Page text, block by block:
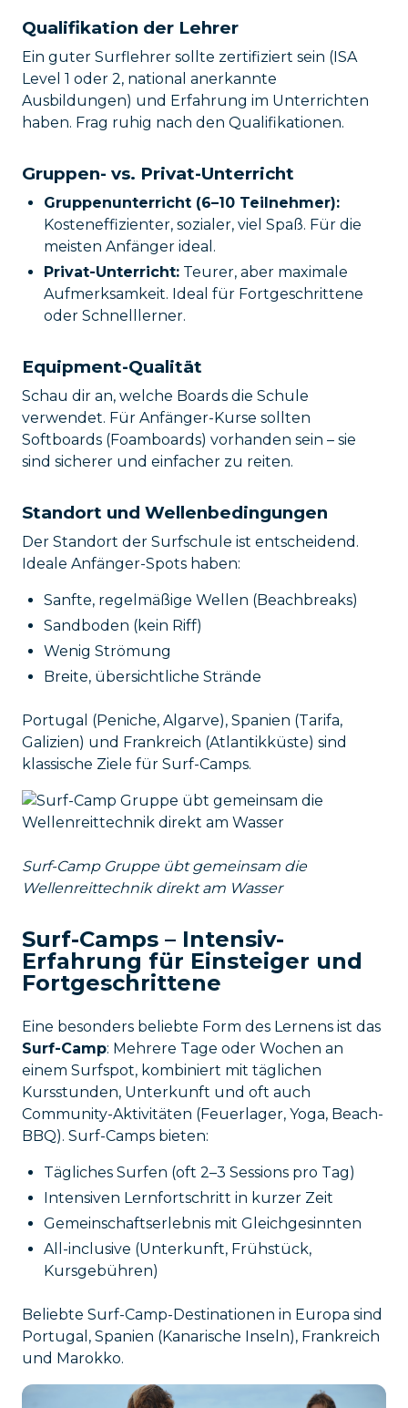
Qualifikation der Lehrer
Ein guter Surflehrer sollte zertifiziert sein (ISA
Level 1 oder 2, national anerkannte
Ausbildungen) und Erfahrung im Unterrichten
haben. Frag ruhig nach den Qualifikationen.
Gruppen- vs. Privat-Unterricht
Gruppenunterricht (6–10 Teilnehmer):
Kosteneffizienter, sozialer, viel Spaß. Für die
meisten Anfänger ideal.
Privat-Unterricht: Teurer, aber maximale
Aufmerksamkeit. Ideal für Fortgeschrittene
oder Schnelllerner.
Equipment-Qualität
Schau dir an, welche Boards die Schule
verwendet. Für Anfänger-Kurse sollten
Softboards (Foamboards) vorhanden sein – sie
sind sicherer und einfacher zu reiten.
Standort und Wellenbedingungen
Der Standort der Surfschule ist entscheidend.
Ideale Anfänger-Spots haben:
Sanfte, regelmäßige Wellen (Beachbreaks)
Sandboden (kein Riff)
Wenig Strömung
Breite, übersichtliche Strände
Portugal (Peniche, Algarve), Spanien (Tarifa,
Galizien) und Frankreich (Atlantikküste) sind
klassische Ziele für Surf-Camps.
Surf-Camp Gruppe übt gemeinsam die
Wellenreittechnik direkt am Wasser
Surf-Camps – Intensiv-
Erfahrung für Einsteiger und
Fortgeschrittene
Eine besonders beliebte Form des Lernens ist das
Surf-Camp: Mehrere Tage oder Wochen an
einem Surfspot, kombiniert mit täglichen
Kursstunden, Unterkunft und oft auch
Community-Aktivitäten (Feuerlager, Yoga, Beach-
BBQ). Surf-Camps bieten:
Tägliches Surfen (oft 2–3 Sessions pro Tag)
Intensiven Lernfortschritt in kurzer Zeit
Gemeinschaftserlebnis mit Gleichgesinnten
All-inclusive (Unterkunft, Frühstück,
Kursgebühren)
Beliebte Surf-Camp-Destinationen in Europa sind
Portugal, Spanien (Kanarische Inseln), Frankreich
und Marokko.